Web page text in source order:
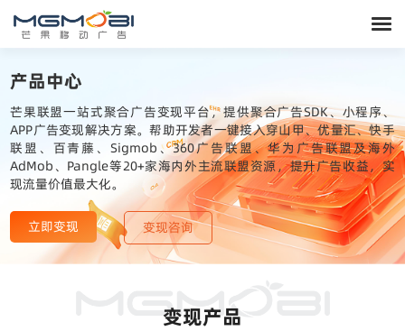
产品中心
芒果联盟一站式聚合广告变现平台，提供聚合广告SDK、小程序、
APP广告变现解决方案。帮助开发者一键接入穿山甲、优量汇、快手
联盟、百青藤、Sigmob、360广告联盟、华为广告联盟及海外
AdMob、Pangle等20+家海内外主流联盟资源，提升广告收益，实
现流量价值最大化。
立即变现 变现咨询
变现产品